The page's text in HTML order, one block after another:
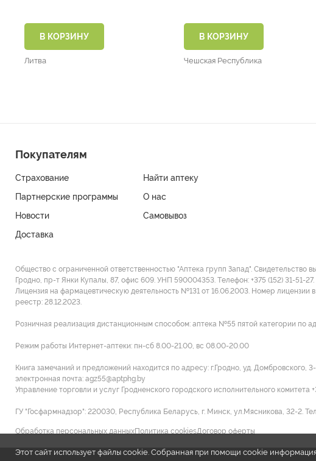
В КОРЗИНУ
Литва
В КОРЗИНУ
Чешская Республика
Покупателям
Страхование
Найти аптеку
Партнерские программы
О нас
Новости
Самовывоз
Доставка
Общество с ограниченной ответственностью "Аптека групп Запад".
Гродно, пр-т Янки Купалы, 87, офис 609. УНП 590004353. Tелефон: +375 (152) 31-51-
Лицензия на фармацевтическую деятельность №131 от 16.06.2003. Номер
реестр: 28.12.2023.
Розничная реализация дистанционным способом: аптека №55 пятой категории по
Режим работы Интернет-аптеки: пн-сб 8.00-21.00, вс 08.00-20.00
Книга замечаний и предложений находится по адресу: г.Гродно, уд.
электронная почта: agz55@aptphg.by
Управление торговли и услуг Гродненского городского исполнительного комитета
ГУ "Госфармнадзор": 220030, Республика Беларусь, г. Минск, ул.Мясникова, 32-2.
Обработка персональных данныхПолитика cookiesДоговор оферты
Этот сайт использует файлы cookie. Собранная при помощи cookie